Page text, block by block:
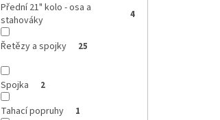
Přední 21" kolo - osa a
stahováky
4
Řetězy a spojky 25
Spojka 2
Tahací popruhy 1